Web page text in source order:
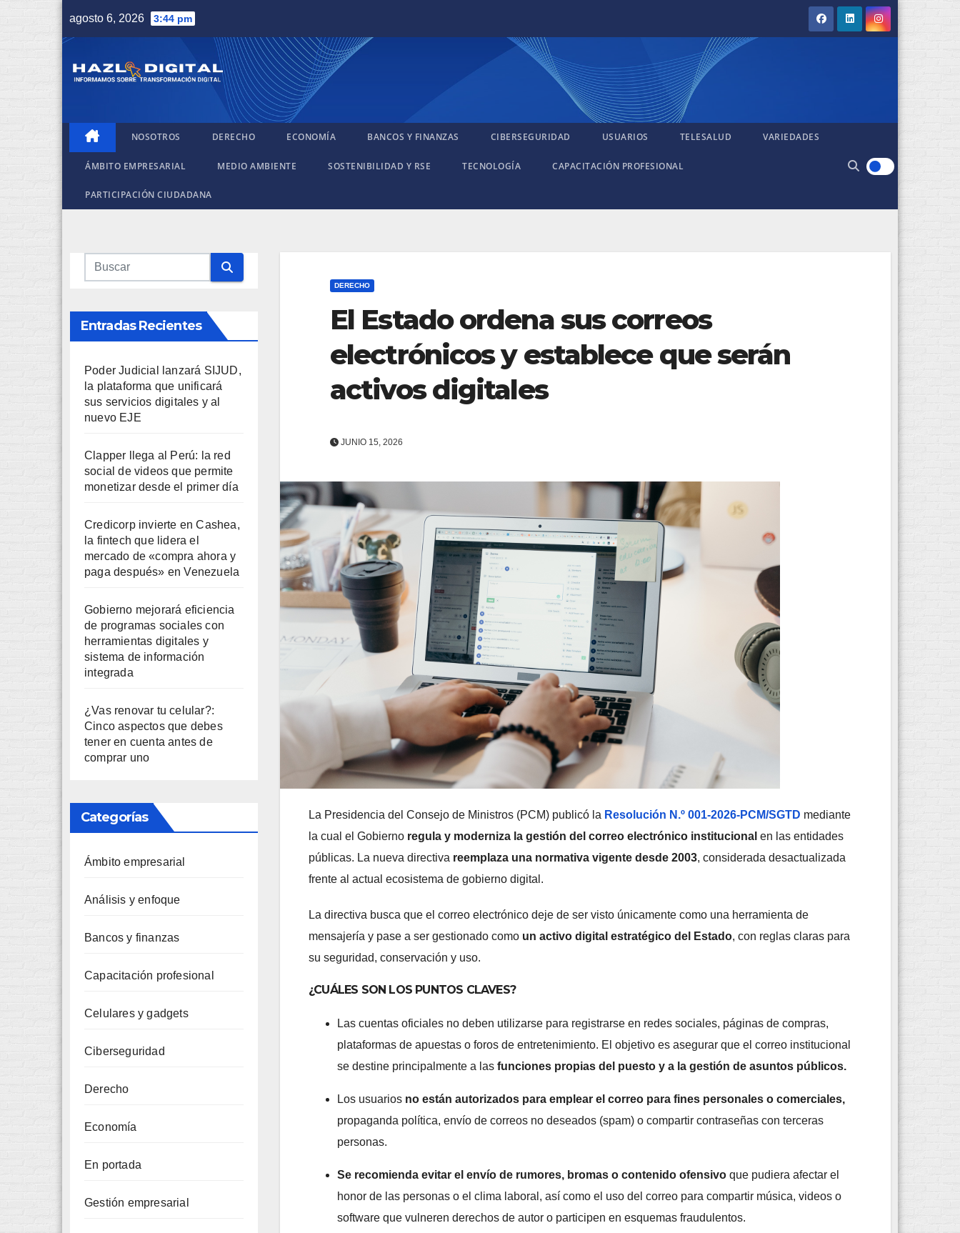
agosto 6, 2026 3:44 pm
NOSOTROS DERECHO ECONOMÍA BANCOS Y FINANZAS CIBERSEGURIDAD USUARIOS TELESALUD VARIEDADES
ÁMBITO EMPRESARIAL MEDIO AMBIENTE SOSTENIBILIDAD Y RSE TECNOLOGÍA CAPACITACIÓN PROFESIONAL
PARTICIPACIÓN CIUDADANA
Entradas Recientes
Poder Judicial lanzará SIJUD,
la plataforma que unificará
sus servicios digitales y al
nuevo EJE
Clapper llega al Perú: la red
social de videos que permite
monetizar desde el primer día
Credicorp invierte en Cashea,
la fintech que lidera el
mercado de «compra ahora y
paga después» en Venezuela
Gobierno mejorará eficiencia
de programas sociales con
herramientas digitales y
sistema de información
integrada
¿Vas renovar tu celular?:
Cinco aspectos que debes
tener en cuenta antes de
comprar uno
Categorías
Ámbito empresarial
Análisis y enfoque
Bancos y finanzas
Capacitación profesional
Celulares y gadgets
Ciberseguridad
Derecho
Economía
En portada
Gestión empresarial
DERECHO
El Estado ordena sus correos
electrónicos y establece que serán
activos digitales
JUNIO 15, 2026
La Presidencia del Consejo de Ministros (PCM) publicó la Resolución N.º 001-2026-PCM/SGTD mediante
la cual el Gobierno regula y moderniza la gestión del correo electrónico institucional en las entidades
públicas. La nueva directiva reemplaza una normativa vigente desde 2003, considerada desactualizada
frente al actual ecosistema de gobierno digital.
La directiva busca que el correo electrónico deje de ser visto únicamente como una herramienta de
mensajería y pase a ser gestionado como un activo digital estratégico del Estado, con reglas claras para
su seguridad, conservación y uso.
¿CUÁLES SON LOS PUNTOS CLAVES?
Las cuentas oficiales no deben utilizarse para registrarse en redes sociales, páginas de compras,
plataformas de apuestas o foros de entretenimiento. El objetivo es asegurar que el correo institucional
se destine principalmente a las funciones propias del puesto y a la gestión de asuntos públicos.
Los usuarios no están autorizados para emplear el correo para fines personales o comerciales,
propaganda política, envío de correos no deseados (spam) o compartir contraseñas con terceras
personas.
Se recomienda evitar el envío de rumores, bromas o contenido ofensivo que pudiera afectar el
honor de las personas o el clima laboral, así como el uso del correo para compartir música, videos o
software que vulneren derechos de autor o participen en esquemas fraudulentos.